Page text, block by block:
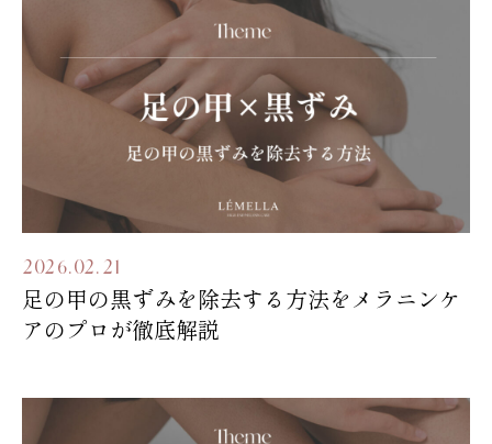
2026.02.21
足の甲の黒ずみを除去する方法をメラニンケ
アのプロが徹底解説